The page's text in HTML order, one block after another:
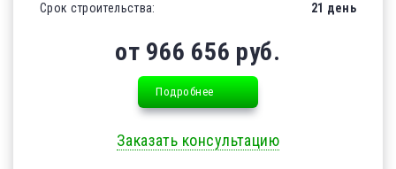
Срок строительства:
21 день
от 966 656 руб.
Подробнее
Заказать консультацию